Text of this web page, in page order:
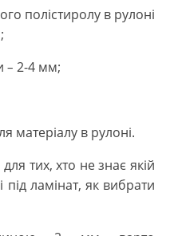
полістиролу в рулоні
– 2-4 мм;
матеріалу в рулоні.
тих, хто не знає якій
під ламінат, як вибрати